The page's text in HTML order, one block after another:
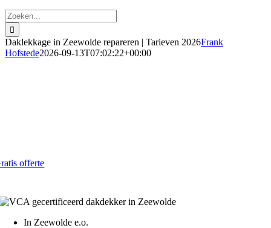
Zoeken
naar:
Daklekkage in Zeewolde repareren | Tarieven 2026Frank
Hofstede2026-09-13T07:02:22+00:00
offerte
In Zeewolde e.o.